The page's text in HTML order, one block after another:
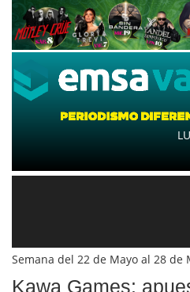
Semana del 22 de Mayo al 28 de
Kawa Games: